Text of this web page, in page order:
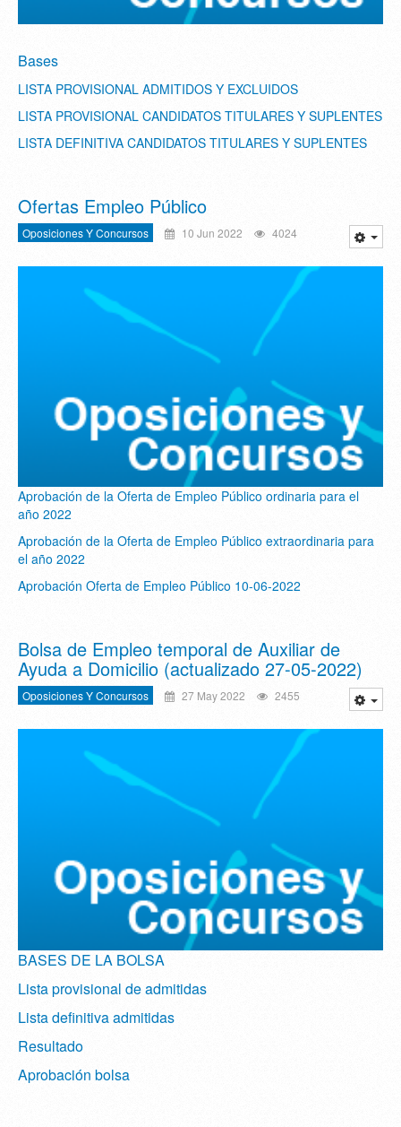
Bases
LISTA PROVISIONAL ADMITIDOS Y EXCLUIDOS
LISTA PROVISIONAL CANDIDATOS TITULARES Y SUPLENTES
LISTA DEFINITIVA CANDIDATOS TITULARES Y SUPLENTES
Ofertas Empleo Público
Oposiciones Y Concursos 10 Jun 2022 4024
Aprobación de la Oferta de Empleo Público ordinaria para el
año 2022
Aprobación de la Oferta de Empleo Público extraordinaria para
el año 2022
Aprobación Oferta de Empleo Público 10-06-2022
Bolsa de Empleo temporal de Auxiliar de
Ayuda a Domicilio (actualizado 27-05-2022)
Oposiciones Y Concursos 27 May 2022 2455
BASES DE LA BOLSA
Lista provisional de admitidas
Lista definitiva admitidas
Resultado
Aprobación bolsa